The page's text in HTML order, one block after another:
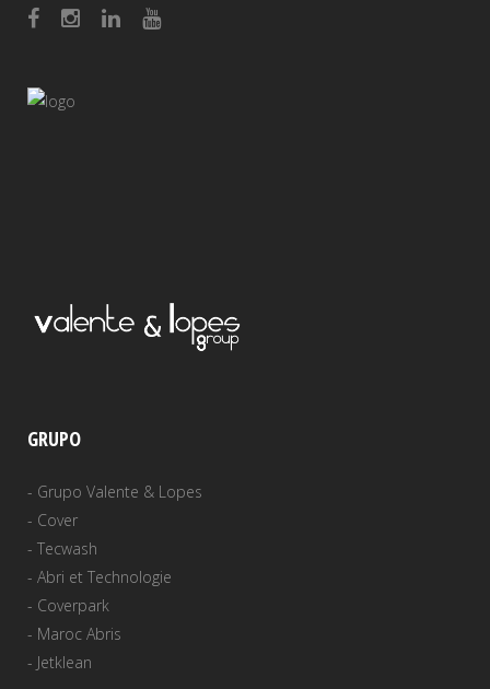
GRUPO
- Grupo Valente & Lopes
- Cover
- Tecwash
- Abri et Technologie
- Coverpark
- Maroc Abris
- Jetklean